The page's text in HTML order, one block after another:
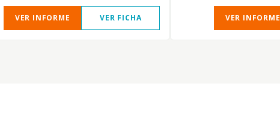
VER INFORME VER FICHA VER INFORME